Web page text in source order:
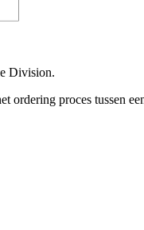
Division.
proces tussen